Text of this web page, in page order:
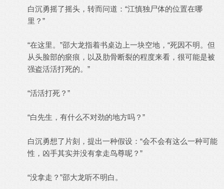
白沉勇摇了摇头，转而问道：“江慎独尸体的位置在哪
里？”
“在这里。”邵大龙指着书桌边上一块空地，“死因不明。但
从头脸部的瘀痕，以及肋骨断裂的程度来看，很可能是被
强盗活活打死的。”
“活活打死？”
“白先生，有什么不对劲的地方吗？”
白沉勇想了片刻，提出一种假设：“会不会有这么一种可能
性，凶手其实并没有拿走鸟尊呢？”
“没拿走？”邵大龙听不明白。